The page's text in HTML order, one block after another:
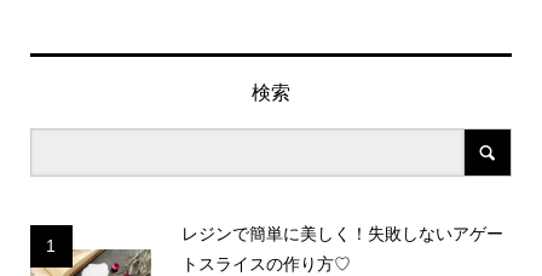
検索
1
レジンで簡単に美しく！失敗しないアゲー
トスライスの作り方♡